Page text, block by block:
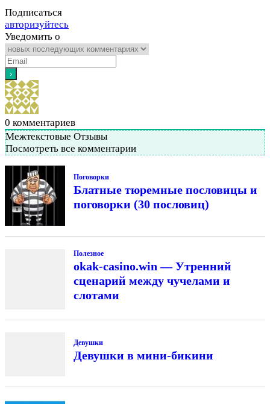
Подписаться
авторизуйтесь
Уведомить о
0 комментариев
Межтекстовые Отзывы
Посмотреть все комментарии
Поговорки
Блатные тюремные пословицы и
поговорки (30 пословиц)
Полезное
okak-casino.win — Утренний
сценарий между чучелами и
слотами
Девушки
Девушки в мини-бикини